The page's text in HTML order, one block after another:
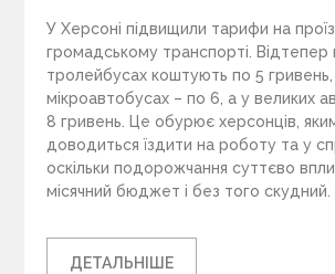
У Херсоні підвищили тарифи на
громадському транспорті. Відтепер
тролейбусах коштують по 5
мікроавтобусах – по 6, а у великих
8 гривень. Це обурює херсонців,
доводиться їздити на роботу та у
оскільки подорожчання суттєво
місячний бюджет і без того
ДЕТАЛЬНІШЕ